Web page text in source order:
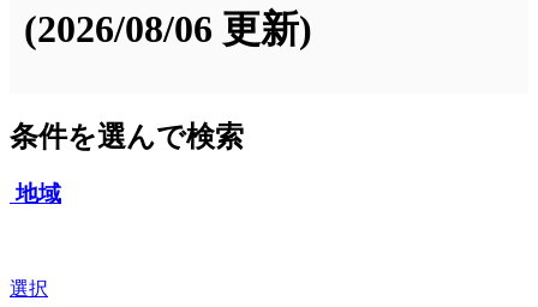
(2026/08/06 更新)
条件を選んで検索
地域
選択